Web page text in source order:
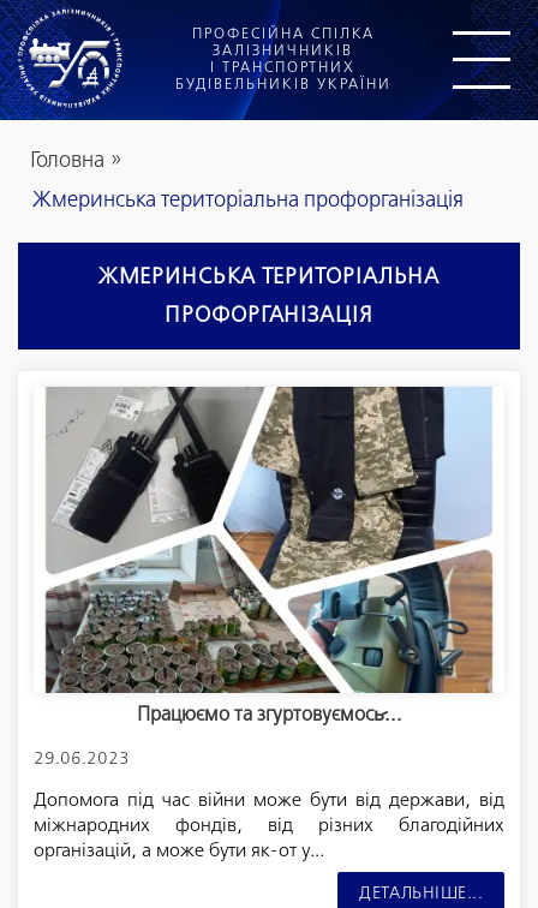
ПРОФЕСІЙНА СПІЛКА
ЗАЛІЗНИЧНИКІВ
І ТРАНСПОРТНИХ
БУДІВЕЛЬНИКІВ УКРАЇНИ
Головна »
Жмеринська територіальна профорганізація
ЖМЕРИНСЬКА ТЕРИТОРІАЛЬНА
ПРОФОРГАНІЗАЦІЯ
Працюємо та згуртовуємось̷...
29.06.2023
Допомога під час війни може бути від держави, від
міжнародних фондів, від різних благодійних
організацій, а може бути як-от у...
ДЕТАЛЬНІШЕ...